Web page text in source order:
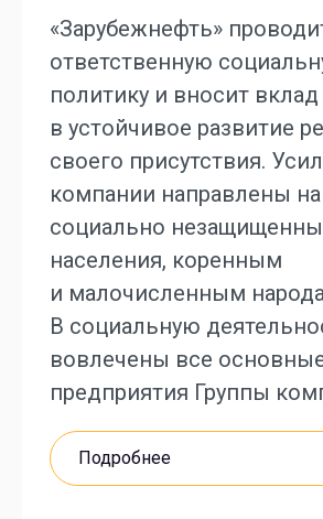
«Зарубежнефть»
ответственную
политику и вносит вклад
в устойчивое развитие
своего присутствия.
компании направлены
социально
населения, коренным
и малочисленным
В социальную
вовлечены все
предприятия Группы
Подробнее